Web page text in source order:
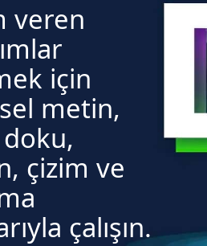
veren
için
metin,
doku,
çizim ve
çalışın.